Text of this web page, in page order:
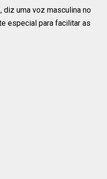
diz uma voz masculina no
especial para facilitar as